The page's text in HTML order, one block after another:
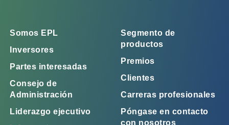
Somos EPL
Inversores
Partes interesadas
Consejo de
Administración
Liderazgo ejecutivo
Segmento de
productos
Premios
Clientes
Carreras profesionales
Póngase en contacto
con nosotros